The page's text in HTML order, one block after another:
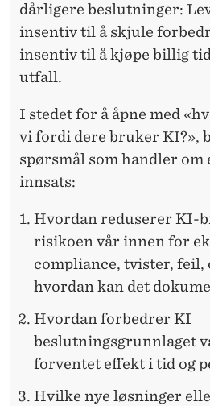
dårligere beslutninger:
insentiv til å skjule
insentiv til å kjøpe billig
utfall.
I stedet for å åpne med
vi fordi dere bruker KI?»,
spørsmål som handler om
innsats:
Hvordan reduserer KI-
risikoen vår innen for
compliance, tvister, feil,
hvordan kan det
Hvordan forbedrer KI
beslutningsgrunnlaget
forventet effekt i tid og
Hvilke nye løsninger